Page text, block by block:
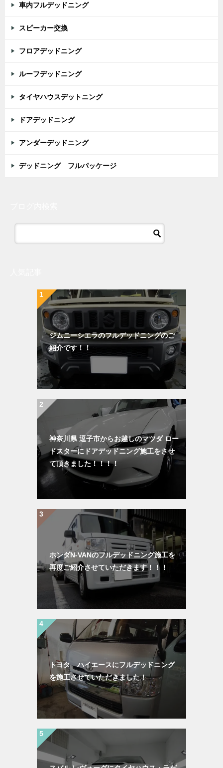
車内フルデッドニング
スピーカー交換
フロアデッドニング
ルーフデッドニング
タイヤハウスデットニング
ドアデッドニング
アンダーデッドニング
デッドニング フルパッケージ
ジムニーシエラのフルデッドニングのご
紹介です！！
神奈川県 逗子市からお越しのマツダ ロー
ドスターにドアデッドニング施工をさせ
て頂きました！！！！
ホンダN-VANのフルデッドニング施工を
再度ご紹介させていただきます！！！
トヨタ ハイエースにフルデッドニング
を施工させていただきました！